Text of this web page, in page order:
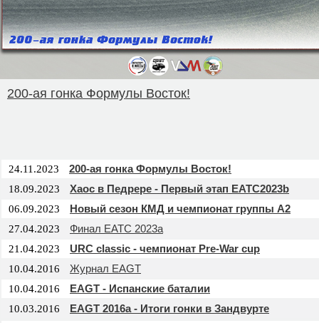
200-ая гонка Формулы Восток!
24.11.2023 200-ая гонка Формулы Восток!
18.09.2023 Хаос в Педрере - Первый этап EATC2023b
06.09.2023 Новый сезон КМД и чемпионат группы А2
27.04.2023 Финал EATC 2023a
21.04.2023 URC classic - чемпионат Pre-War cup
10.04.2016 Журнал EAGT
10.04.2016 EAGT - Испанские баталии
10.03.2016 EAGT 2016a - Итоги гонки в Зандвурте